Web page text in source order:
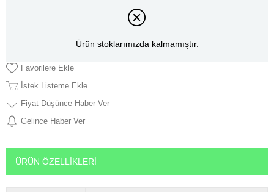
Ürün stoklarımızda kalmamıştır.
Favorilere Ekle
İstek Listeme Ekle
Fiyat Düşünce Haber Ver
Gelince Haber Ver
ÜRÜN ÖZELLIKLERI